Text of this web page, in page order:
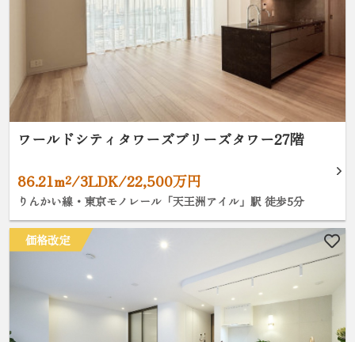
ワールドシティタワーズブリーズタワー27階
86.21m²/3LDK/22,500万円
りんかい線・東京モノレール「天王洲アイル」駅 徒歩5分
価格改定